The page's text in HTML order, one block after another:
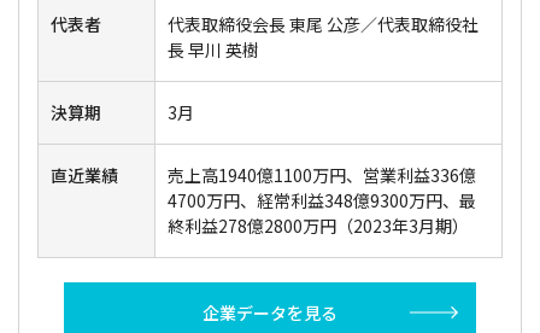
代表者
代表取締役会長 東尾 公彦／代表取締役社
長 早川 英樹
決算期 3月
直近業績
売上高1940億1100万円、営業利益336億
4700万円、経常利益348億9300万円、最
終利益278億2800万円（2023年3月期）
企業データを見る